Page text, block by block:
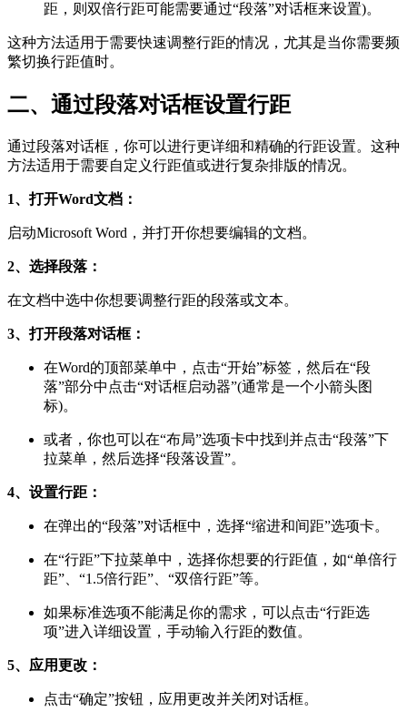
距，则双倍行距可能需要通过“段落”对话框来设置)。
这种方法适用于需要快速调整行距的情况，尤其是当你需要频
繁切换行距值时。
二、通过段落对话框设置行距
通过段落对话框，你可以进行更详细和精确的行距设置。这种
方法适用于需要自定义行距值或进行复杂排版的情况。
1、打开Word文档：
启动Microsoft Word，并打开你想要编辑的文档。
2、选择段落：
在文档中选中你想要调整行距的段落或文本。
3、打开段落对话框：
在Word的顶部菜单中，点击“开始”标签，然后在“段
落”部分中点击“对话框启动器”(通常是一个小箭头图
标)。
或者，你也可以在“布局”选项卡中找到并点击“段落”下
拉菜单，然后选择“段落设置”。
4、设置行距：
在弹出的“段落”对话框中，选择“缩进和间距”选项卡。
在“行距”下拉菜单中，选择你想要的行距值，如“单倍行
距”、“1.5倍行距”、“双倍行距”等。
如果标准选项不能满足你的需求，可以点击“行距选
项”进入详细设置，手动输入行距的数值。
5、应用更改：
点击“确定”按钮，应用更改并关闭对话框。